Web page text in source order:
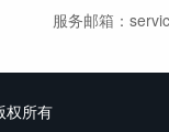
服务邮箱：
权所有